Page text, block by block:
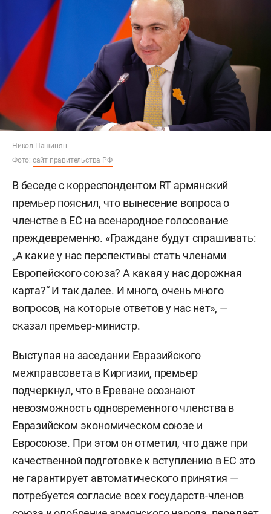
Никол Пашинян
Фото: сайт правительства РФ
В беседе с корреспондентом RT армянский
премьер пояснил, что вынесение вопроса о
членстве в ЕС на всенародное голосование
преждевременно. «Граждане будут спрашивать:
„А какие у нас перспективы стать членами
Европейского союза? А какая у нас дорожная
карта?“ И так далее. И много, очень много
вопросов, на которые ответов у нас нет», —
сказал премьер-министр.
Выступая на заседании Евразийского
межправсовета в Киргизии, премьер
подчеркнул, что в Ереване осознают
невозможность одновременного членства в
Евразийском экономическом союзе и
Евросоюзе. При этом он отметил, что даже при
качественной подготовке к вступлению в ЕС это
не гарантирует автоматического принятия —
потребуется согласие всех государств-членов